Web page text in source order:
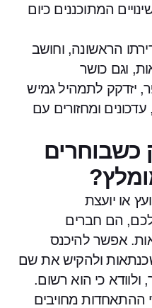
המתוכננים כיום
צעיר בני 30 שזו דירתו הראשונה, וחושב
וגם כושר
יזדקק לתמהיל גמיש
ומחזורים עם
כשבוחרים
או יועצת
הם חברים
אפשר להיכנס
ולהקיש את שם
כי הוא רשום.
ההתאחדות מחויבים